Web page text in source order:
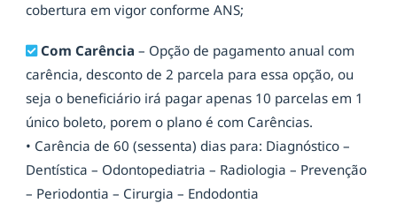
cobertura em vigor conforme ANS;
Com Carência – Opção de pagamento anual com
carência, desconto de 2 parcela para essa opção, ou
seja o beneficiário irá pagar apenas 10 parcelas em 1
único boleto, porem o plano é com Carências.
• Carência de 60 (sessenta) dias para: Diagnóstico –
Dentística – Odontopediatria – Radiologia – Prevenção
– Periodontia – Cirurgia – Endodontia